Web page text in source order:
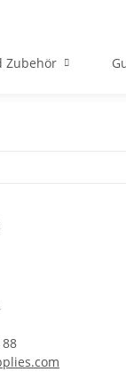
Zubehör
88